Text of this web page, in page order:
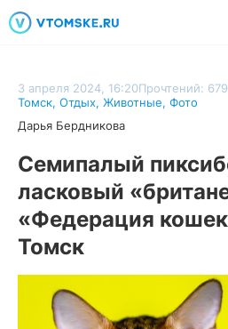
3 апреля 2024, 16:20Прочтений:
Томск, Отдых, Животные, Фото
Дарья Бердникова
Семипалый
ласковый
«Федерация
Томск